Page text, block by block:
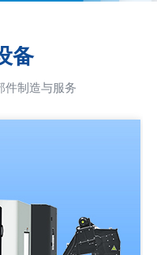
备
件制造与服务